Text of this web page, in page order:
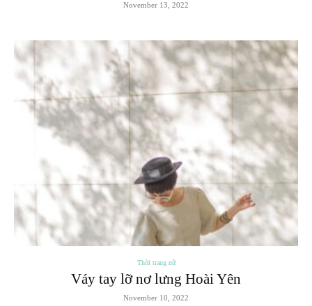
November 13, 2022
Thời trang nữ
Váy tay lỡ nơ lưng Hoài Yên
November 10, 2022